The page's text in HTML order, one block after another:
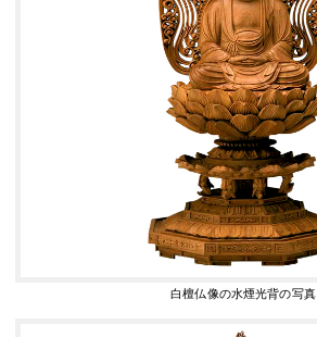
白檀仏像の水煙光背の写真